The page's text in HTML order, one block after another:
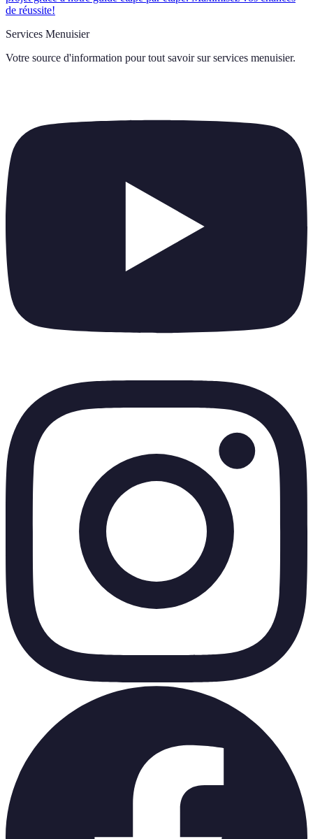
de réussite!
Services Menuisier
Votre source d'information pour tout savoir sur services menuisier.